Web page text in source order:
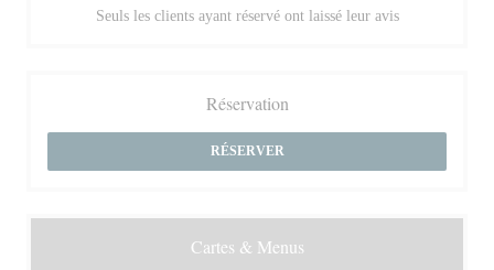
Seuls les clients ayant réservé ont laissé leur avis
Réservation
RÉSERVER
Cartes & Menus